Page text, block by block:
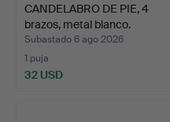
CANDELABRO DE PIE, 4
brazos, metal blanco.
Subastado 6 ago 2026
1 puja
32 USD